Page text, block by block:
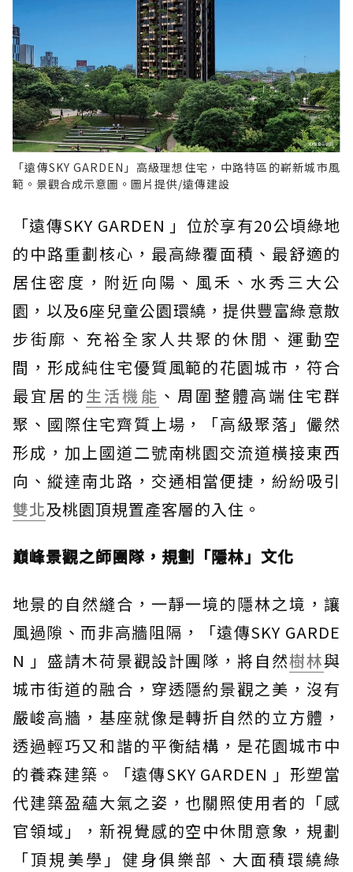
「遠傳SKY GARDEN」高級理想住宅，中路特區的嶄新城市風
範。景觀合成示意圖。圖片提供/遠傳建設
「遠傳SKY GARDEN 」位於享有20公頃綠地
的中路重劃核心，最高綠覆面積、最舒適的
居住密度，附近向陽、風禾、水秀三大公
園，以及6座兒童公園環繞，提供豐富綠意散
步街廓、充裕全家人共聚的休閒、運動空
間，形成純住宅優質風範的花園城市，符合
最宜居的生活機能 、周圍整體高端住宅群
聚、國際住宅齊質上場，「高級聚落」儼然
形成，加上國道二號南桃園交流道橫接東西
向、縱達南北路，交通相當便捷，紛紛吸引
雙北及桃園頂規置產客層的入住。
巔峰景觀之師團隊，規劃「隱林」文化
地景的自然縫合，一靜一境的隱林之境，讓
風過隙、而非高牆阻隔，「遠傳SKY GARDE
N 」盛請木荷景觀設計團隊，將自然樹林與
城市街道的融合，穿透隱約景觀之美，沒有
嚴峻高牆，基座就像是轉折自然的立方體，
透過輕巧又和諧的平衡結構，是花園城市中
的養森建築。「遠傳SKY GARDEN 」形塑當
代建築盈蘊大氣之姿，也關照使用者的「感
官領域」，新視覺感的空中休閒意象，規劃
「頂規美學」健身俱樂部、大面積環繞綠